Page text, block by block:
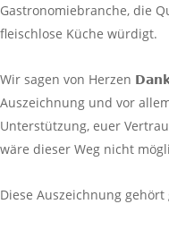
Gastronomiebranche, die
fleischlose Küche würdigt.
Wir sagen von Herzen
Auszeichnung und vor
Unterstützung, euer
wäre dieser Weg nicht
Diese Auszeichnung